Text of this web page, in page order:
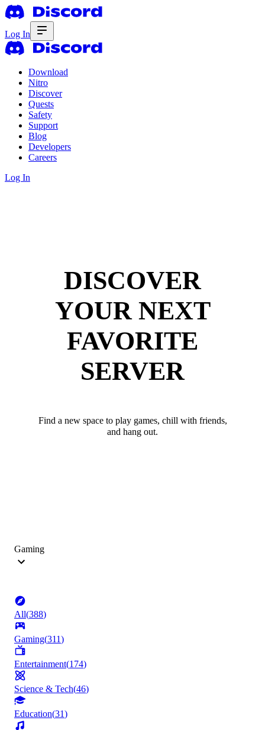
Log In
Download
Nitro
Discover
Quests
Safety
Support
Blog
Developers
Careers
Log In
DISCOVER
YOUR NEXT
FAVORITE
SERVER
Find a new space to play games, chill with friends,
and hang out.
Gaming
All(388)
Gaming(311)
Entertainment(174)
Science & Tech(46)
Education(31)